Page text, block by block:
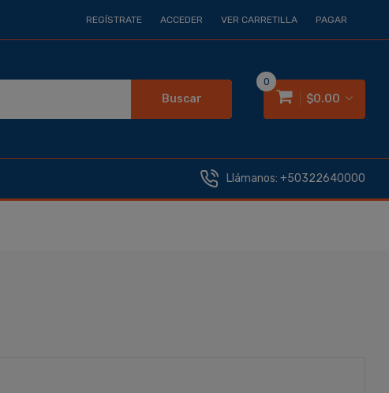
REGÍSTRATE ACCEDER VER CARRETILLA PAGAR
Buscar $0.00
0
Llámanos: +50322640000